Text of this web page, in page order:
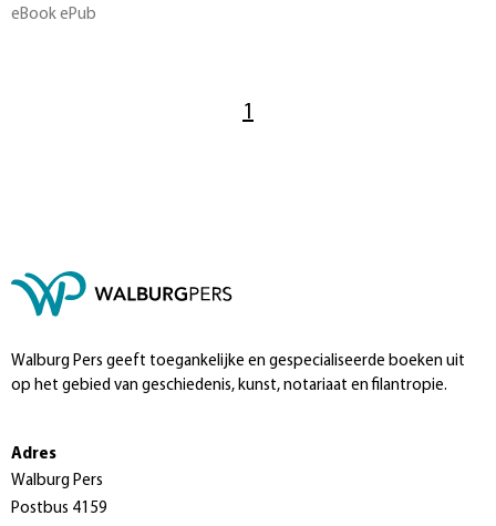
eBook ePub
1
Walburg Pers geeft toegankelijke en gespecialiseerde boeken uit
op het gebied van geschiedenis, kunst, notariaat en filantropie.
Adres
Walburg Pers
Postbus 4159